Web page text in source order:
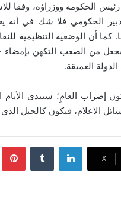
رئيس الحكومة ووزراؤه، وفقا
الحكومي فلا شك في أنه
كما أن الوضعية التنظيمية
يجعل من الصعب التكهن
العميقة.
إضراب العامِ؛ ستبدي الأيام
الاعلام، فيكون كالجبل
‫X
لينكدإن